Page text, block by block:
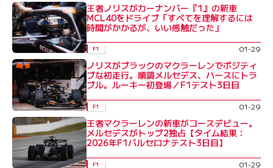
王者ノリスがカーナンバー『1』の新車
MCL40をドライブ「すべてを理解するには
時間がかかるが、いい感触だった」
F1 01-29
ノリスがブラックのマクラーレンでポジティ
ブな初走行。順調メルセデス、ハースにトラ
ブル。ルーキー初登場／F1テスト3日目
F1 01-29
王者マクラーレンの新車がコースデビュー。
メルセデスがトップ2独占【タイム結果：
2026年F1バルセロナテスト3日目】
F1 01-29